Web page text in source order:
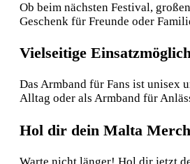
Ob beim nächsten Festival,
Geschenk für Freunde oder
Vielseitige
Das Armband für Fans ist unisex
Alltag oder als Armband für
Hol dir dein Malta
Warte nicht länger! Hol dir jetzt